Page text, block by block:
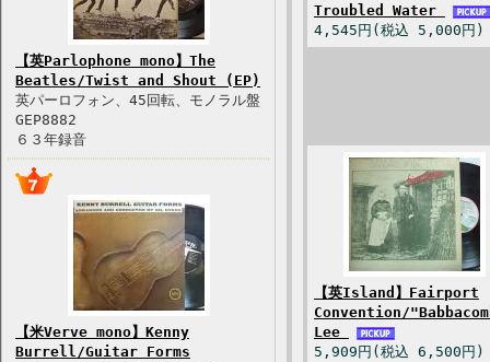
【英Parlophone mono】The
Beatles/Twist and Shout (EP)
英パーロフォン、45回転、モノラル盤
GEP8882
６３年録音
【米Verve mono】Kenny
Burrell/Guitar Forms
Troubled Water
4,545円(税込 5,000円)
【英Island】Fairport
Convention/
Lee
5,909円(税込 6,500円)